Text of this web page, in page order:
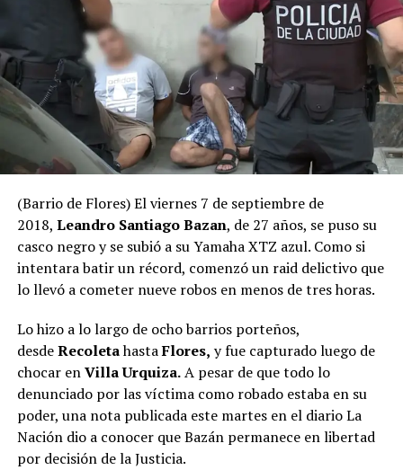
(Barrio de Flores) El viernes 7 de septiembre de
2018, Leandro Santiago Bazan, de 27 años, se puso su
casco negro y se subió a su Yamaha XTZ azul. Como si
intentara batir un récord, comenzó un raid delictivo que
lo llevó a cometer nueve robos en menos de tres horas.
Lo hizo a lo largo de ocho barrios porteños,
desdeRecoletahastaFlores, y fue capturado luego de
chocar enVilla Urquiza.A pesar de que todo lo
denunciado por las víctima como robado estaba en su
poder, una nota publicada este martes en el diario La
Nación dio a conocer que Bazán permanece en libertad
por decisión de la Justicia.